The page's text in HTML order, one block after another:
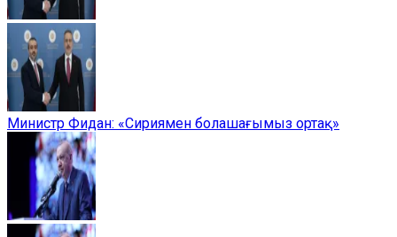
Министр Фидан: «Сириямен болашағымыз ортақ»